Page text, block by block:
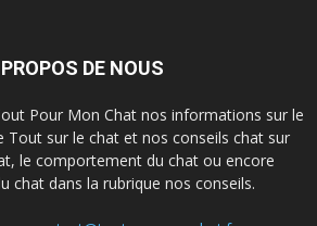
DE NOUS
Pour Mon Chat nos informations sur le
Tout sur le chat et nos conseils chat sur
le comportement du chat ou encore
chat dans la rubrique nos conseils.